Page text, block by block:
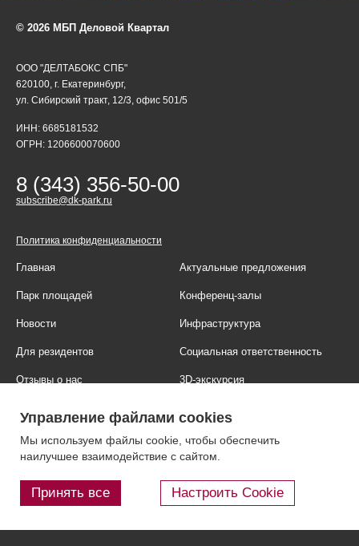
© 2026 МБП Деловой Квартал
ООО "ДЕЛТАБОКС СПБ"
620100, г. Екатеринбург,
ул. Сибирский тракт, 12/3, офис 501/5
ИНН: 6685181532
ОГРН: 1206600070600
8 (343) 356-50-00
subscribe@dk-park.ru
Политика конфиденциальности
Главная Актуальные предложения
Парк площадей Конференц-залы
Новости Инфраструктура
Для резидентов Социальная ответственность
Отзывы о нас 3D-экскурсия
Контакты Блог
Управление файлами cookies
Мы используем файлы cookie, чтобы обеспечить
наилучшее взаимодействие с сайтом.
Принять все Настроить Cookie